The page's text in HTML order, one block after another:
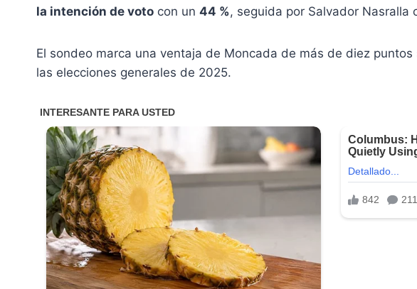
la intención de voto con un 44 %, seguida por Salvador Nasralla
El sondeo marca una ventaja de Moncada de más de diez
las elecciones generales de 2025.